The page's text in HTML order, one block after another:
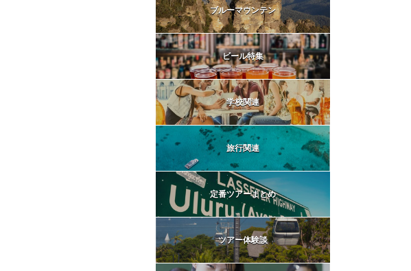
ブルーマウンテン
ビール特集
学校関連
旅行関連
定番ツアーまとめ
ツアー体験談